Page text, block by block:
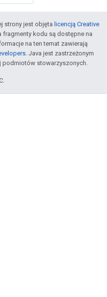
strony jest objęta licencją Creative
fragmenty kodu są dostępne na
na ten temat zawierają
. Java jest zastrzeżonym
podmiotów stowarzyszonych.